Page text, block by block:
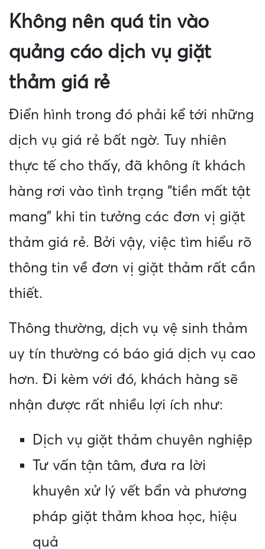
Không nên quá tin vào
quảng cáo dịch vụ giặt
thảm giá rẻ
Điển hình trong đó phải kể tới những
dịch vụ giá rẻ bất ngờ. Tuy nhiên
thực tế cho thấy, đã không ít khách
hàng rơi vào tình trạng “tiền mất tật
mang” khi tin tưởng các đơn vị giặt
thảm giá rẻ. Bởi vậy, việc tìm hiểu rõ
thông tin về đơn vị giặt thảm rất cần
thiết.
Thông thường, dịch vụ vệ sinh thảm
uy tín thường có báo giá dịch vụ cao
hơn. Đi kèm với đó, khách hàng sẽ
nhận được rất nhiều lợi ích như:
Dịch vụ giặt thảm chuyên nghiệp
Tư vấn tận tâm, đưa ra lời
khuyên xử lý vết bẩn và phương
pháp giặt thảm khoa học, hiệu
quả